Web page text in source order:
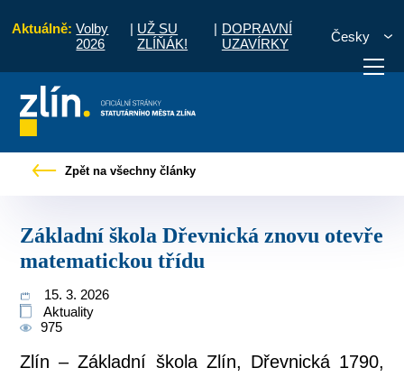
Aktuálně: Volby
2026
| UŽ SU
ZLÍŇÁK!
| DOPRAVNÍ
UZAVÍRKY
Česky
vyřídit Potřebuji zaplatit
Zpět na všechny články
Základní škola Dřevnická znovu otevře
matematickou třídu
15. 3. 2026
Aktuality
975
Zlín – Základní škola Zlín, Dřevnická 1790,